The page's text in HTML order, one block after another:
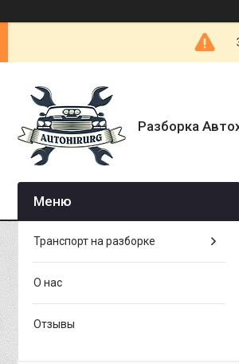
Разборка
Транспорт на разборке
О нас
Отзывы